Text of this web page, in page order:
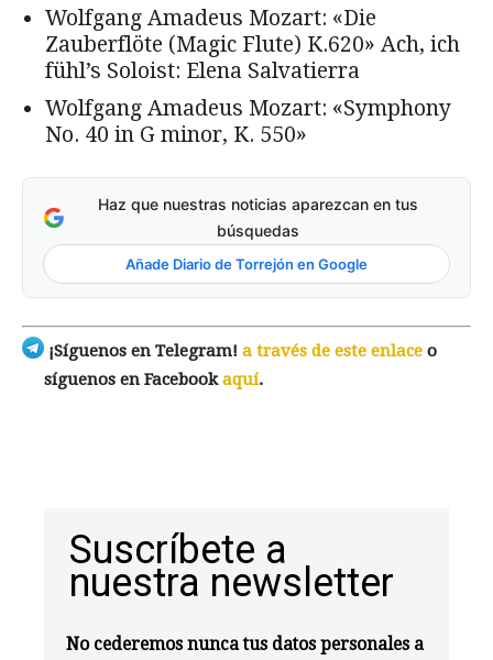
Wolfgang Amadeus Mozart: «Die
Zauberflöte (Magic Flute) K.620» Ach, ich
fühl’s Soloist: Elena Salvatierra
Wolfgang Amadeus Mozart: «Symphony
No. 40 in G minor, K. 550»
Haz que nuestras noticias aparezcan en tus
búsquedas
Añade Diario de Torrejón en Google
¡Síguenos en Telegram! a través de este enlace o
síguenos en Facebookaquí.
Suscríbete a
nuestra newsletter
No cederemos nunca tus datos personales a